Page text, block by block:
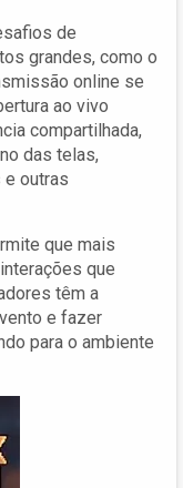
de
grandes, como o
online se
ao vivo
compartilhada,
das telas,
outras
que mais
que
têm a
e fazer
para o ambiente